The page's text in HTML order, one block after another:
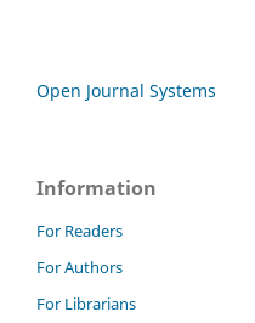
Open Journal Systems
Information
For Readers
For Authors
For Librarians